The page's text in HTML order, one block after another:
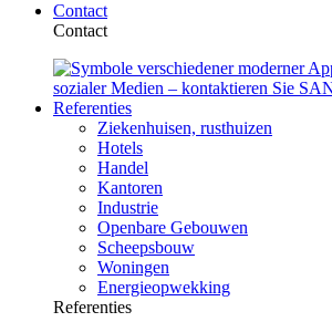
Contact
Contact
Referenties
Ziekenhuisen, rusthuizen
Hotels
Handel
Kantoren
Industrie
Openbare Gebouwen
Scheepsbouw
Woningen
Energieopwekking
Referenties